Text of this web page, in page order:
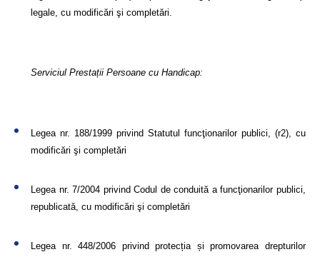
legale, cu modificări şi completări.
Serviciul Prestații Persoane cu Handicap:
Legea nr. 188/1999 privind Statutul funcţionarilor publici, (r2), cu
modificări şi completări
Legea nr. 7/2004 privind Codul de conduită a funcţionarilor publici,
republicată, cu modificări şi completări
Legea nr. 448/2006 privind protecția și promovarea drepturilor